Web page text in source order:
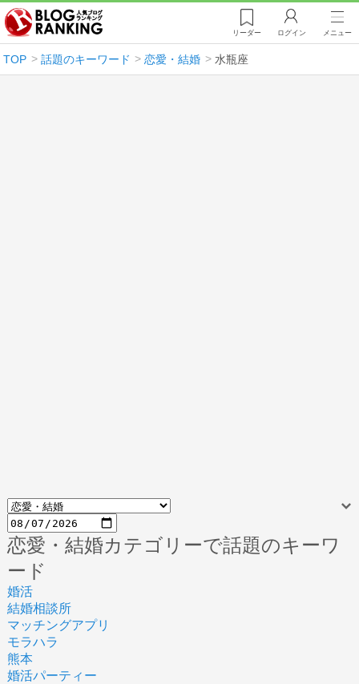
リーダー ログイン メニュー
TOP 話題のキーワード 恋愛・結婚 水瓶座
恋愛・結婚カテゴリーで話題のキーワ
ード
婚活
結婚相談所
マッチングアプリ
モラハラ
熊本
婚活パーティー